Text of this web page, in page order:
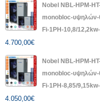
Nobel NBL-HPM-
monobloc-υψηλών-
Fi-1PH-10,8/
4.700,00€
Nobel NBL-HPM-
monobloc-υψηλών-
Fi-1PH-8,85/
4.050,00€